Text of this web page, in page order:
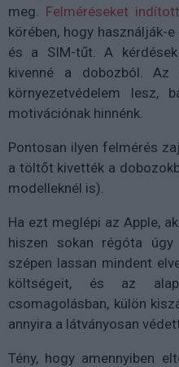
meg. Felméréseket indított
körében, hogy használják-
és a SIM-tűt. A
kivenné a dobozból.
környezetvédelem lesz,
motivációnak hinnénk.
Pontosan ilyen felmérés
a töltőt kivették a
modelleknél is).
Ha ezt meglépi az Apple,
hiszen sokan régóta
szépen lassan mindent
költségeit, és az
csomagolásban, külön
annyira a látványosan
Tény, hogy amennyiben